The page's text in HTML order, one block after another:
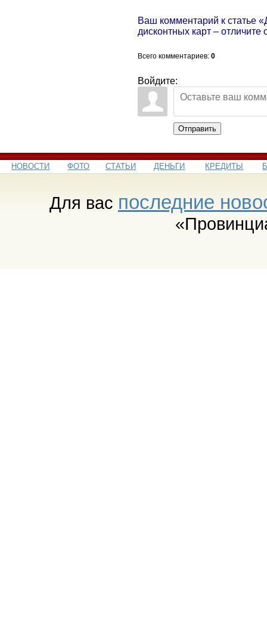
Ваш комментарий к статье
дисконтных карт – отличите
Всего комментариев: 0
Войдите:
Отправить
НОВОСТИ ФОТО СТАТЬИ ДЕНЬГИ КРЕДИТЫ
Для вас последние